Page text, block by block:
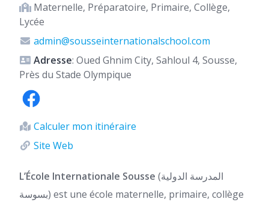
Maternelle, Préparatoire, Primaire, Collège,
Lycée
admin@sousseinternationalschool.com
Adresse: Oued Ghnim City, Sahloul 4, Sousse,
Près du Stade Olympique
Calculer mon itinéraire
Site Web
L’École Internationale Sousse (المدرسة الدولية
بسوسة) est une école maternelle, primaire, collège